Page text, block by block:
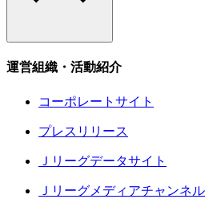
運営組織・活動紹介
コーポレートサイト
プレスリリース
Ｊリーグデータサイト
Ｊリーグメディアチャンネル